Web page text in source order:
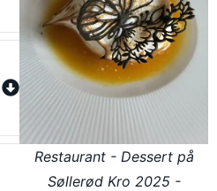
Restaurant - Dessert på
Søllerød Kro 2025 -